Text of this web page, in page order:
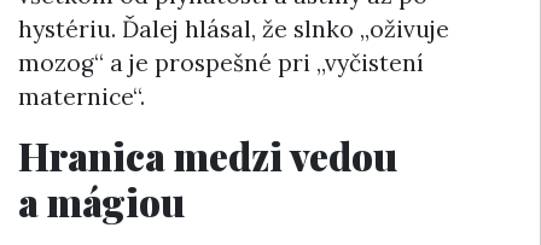
hystériu. Ďalej hlásal, že slnko „oživuje
mozog“ a je prospešné pri „vyčistení
maternice“.
Hranica medzi vedou
a mágiou